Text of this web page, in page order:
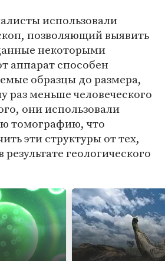
использовали
позволяющий выявить
некоторыми
аппарат способен
образцы до размера,
раз меньше человеческого
они использовали
томографию, что
эти структуры от тех,
результате геологического